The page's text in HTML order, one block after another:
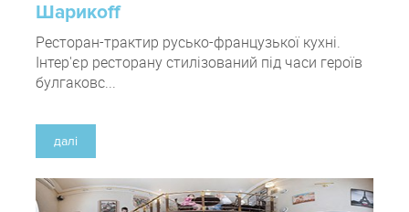
Шарикоff
Ресторан-трактир русько-французької кухні.
Інтер'єр ресторану стилізований під часи героїв
булгаковс...
далі